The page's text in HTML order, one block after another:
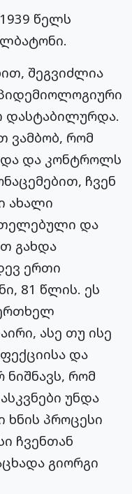
წელს
შეგვიძლია
დასტაბილურდა.
ვამბობ, რომ
და კონტროლს
ჩვენ
ახალი
და
გახდა
ერთი
81 წლის. ეს
ასე თუ ისე
და
ნიშნავს, რომ
უნდა
ხნის პროცესი
ჩვენთან
გიორგი